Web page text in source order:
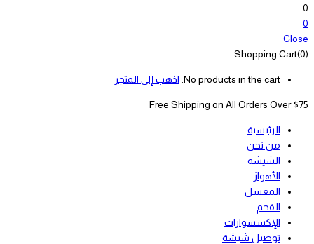
0
0
Close
Shopping Cart(0)
No products in the cart. اذهب إلي المتجر
Free Shipping on All Orders Over $75
الرئيسية
من نحن
الشيشة
الأهواز
المعسل
الفحم
الإكسسوارات
توصيل شيشة